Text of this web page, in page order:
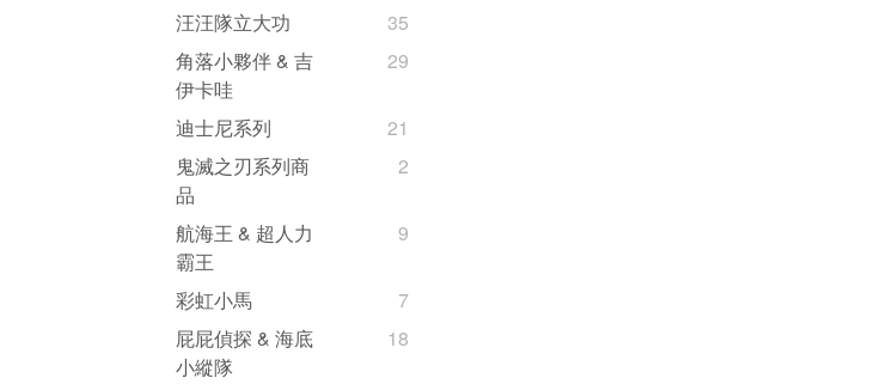
汪汪隊立大功
35
角落小夥伴 & 吉
伊卡哇
29
迪士尼系列
21
鬼滅之刃系列商
品
2
航海王 & 超人力
霸王
9
彩虹小馬
7
屁屁偵探 & 海底
小縱隊
18